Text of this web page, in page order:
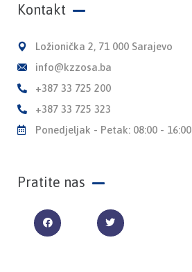
Kontakt
Ložionička 2, 71 000 Sarajevo
info@kzzosa.ba
+387 33 725 200
+387 33 725 323
Ponedjeljak - Petak: 08:00 - 16:00
Pratite nas